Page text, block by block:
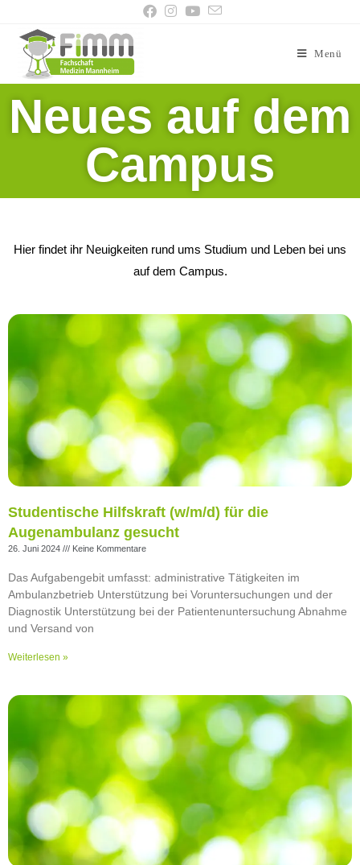
Menü
Neues auf dem
Campus
Hier findet ihr Neuigkeiten rund ums Studium und Leben bei uns
auf dem Campus.
Studentische Hilfskraft (w/m/d) für die
Augenambulanz gesucht
26. Juni 2024 Keine Kommentare
Das Aufgabengebit umfasst: administrative Tätigkeiten im
Ambulanzbetrieb Unterstützung bei Voruntersuchungen und der
Diagnostik Unterstützung bei der Patientenuntersuchung Abnahme
und Versand von
Weiterlesen »